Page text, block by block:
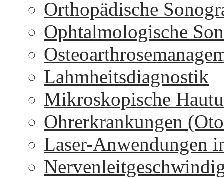
Orthopädische
Ophtalmologische
Lahmheitsdiagnostik
Mikroskopische
Ohrerkrankungen
Laser-Anwendungen